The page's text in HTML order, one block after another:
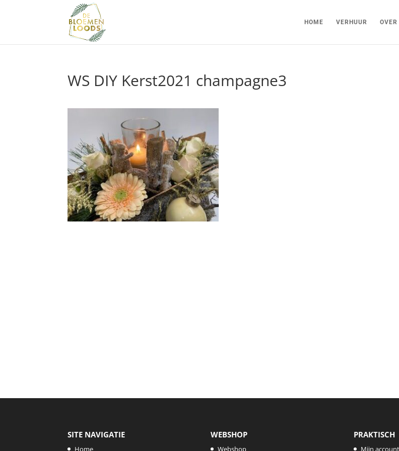
HOME VERHUUR OVER
WS DIY Kerst2021 champagne3
SITE NAVIGATIE
Home
WEBSHOP
Webshop
PRAKTISCH
Mijn account